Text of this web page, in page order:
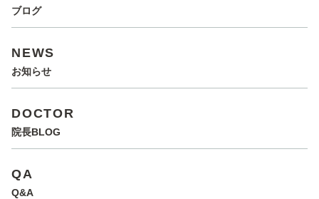
ブログ
NEWS
お知らせ
DOCTOR
院長BLOG
QA
Q&A